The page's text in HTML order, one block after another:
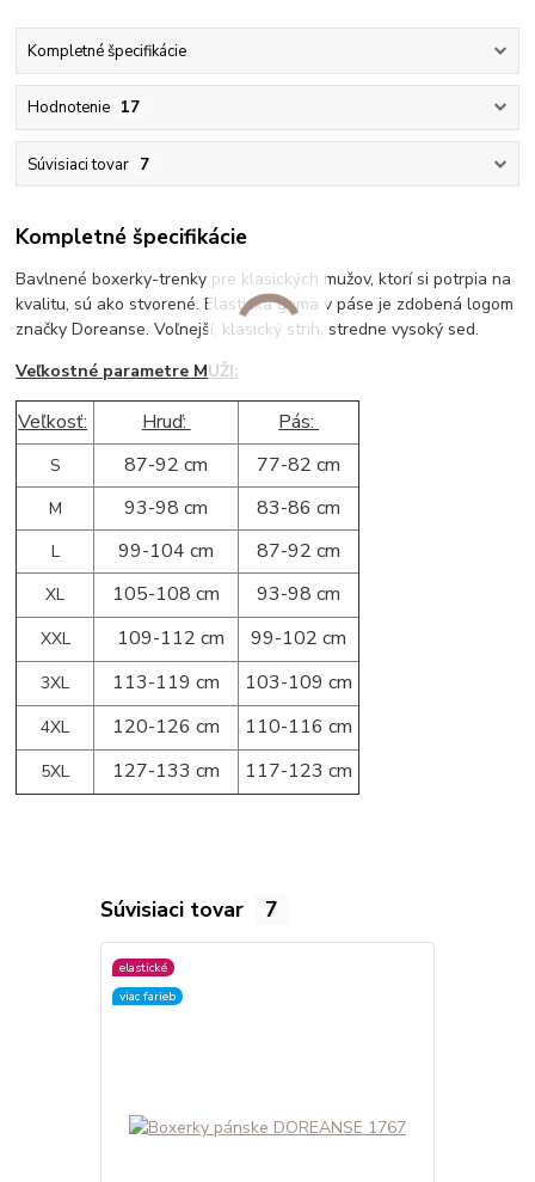
Kompletné špecifikácie
Hodnotenie 17
Súvisiaci tovar 7
Kompletné špecifikácie
Bavlnené boxerky-trenky pre klasických mužov, ktorí si potrpia na
kvalitu, sú ako stvorené. Elastická guma v páse je zdobená logom
značky Doreanse. Voľnejší, klasický strih, stredne vysoký sed.
Veľkostné parametre MUŽI:
Veľkosť: Hruď: Pás:
S 87-92 cm 77-82 cm
M 93-98 cm 83-86 cm
L 99-104 cm 87-92 cm
XL 105-108 cm 93-98 cm
XXL 109-112 cm 99-102 cm
3XL 113-119 cm 103-109 cm
4XL 120-126 cm 110-116 cm
5XL 127-133 cm 117-123 cm
Súvisiaci tovar 7
elastické
viac farieb